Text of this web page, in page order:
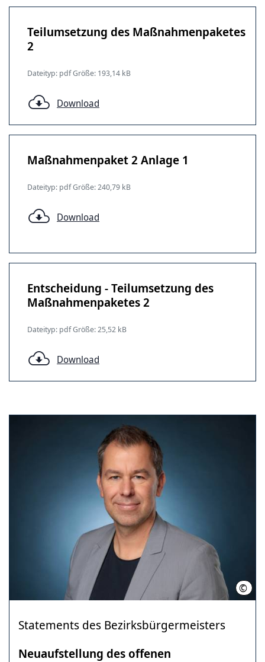
Teilumsetzung des Maßnahmenpaketes
2
Dateityp: pdf Größe: 193,14 kB
Download
Maßnahmenpaket 2 Anlage 1
Dateityp: pdf Größe: 240,79 kB
Download
Entscheidung - Teilumsetzung des
Maßnahmenpaketes 2
Dateityp: pdf Größe: 25,52 kB
Download
©
Statements des Bezirksbürgermeisters
Neuaufstellung des offenen